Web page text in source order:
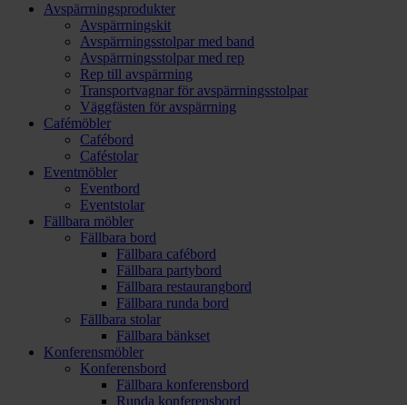
Avspärrningsprodukter
Avspärrningskit
Avspärrningsstolpar med band
Avspärrningsstolpar med rep
Rep till avspärrning
Transportvagnar för avspärrningsstolpar
Väggfästen för avspärrning
Cafémöbler
Cafébord
Caféstolar
Eventmöbler
Eventbord
Eventstolar
Fällbara möbler
Fällbara bord
Fällbara cafébord
Fällbara partybord
Fällbara restaurangbord
Fällbara runda bord
Fällbara stolar
Fällbara bänkset
Konferensmöbler
Konferensbord
Fällbara konferensbord
Runda konferensbord